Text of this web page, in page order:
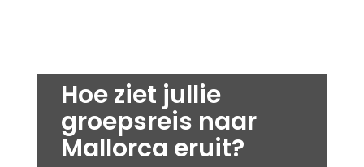
Hoe ziet jullie
groepsreis naar
Mallorca eruit?